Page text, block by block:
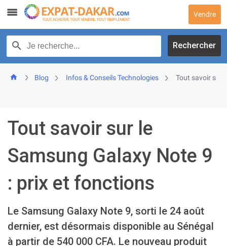
content
Vendre
Recherche par texte
Rechercher
Blog Infos & Conseils Technologies Tout savoir sur
Tout savoir sur le
Samsung Galaxy Note 9
: prix et fonctions
Le Samsung Galaxy Note 9, sorti le 24 août
dernier, est désormais disponible au Sénégal
à partir de 540 000 CFA. Le nouveau produit